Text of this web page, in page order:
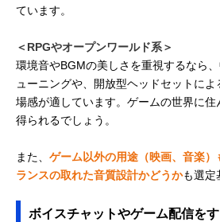
ています。
＜RPGやオープンワールド系＞
環境音やBGMの美しさを重視するなら
ューニングや、開放型ヘッドセットに
場感が適しています。ゲームの世界に
得られるでしょう。
また、 ゲーム以外の用途（映画、音楽
ランスの取れた音質設計かどうかも選定
ボイスチャットやゲーム配信を